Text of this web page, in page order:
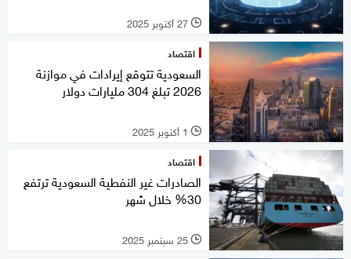
l 27 أكتوبر 2025
اقتصاد
السعودية تتوقع إيرادات في موازنة
2026 تبلغ 304 مليارات دولار
l 1 أكتوبر 2025
اقتصاد
الصادرات غير النفطية السعودية ترتفع
30% خلال شهر
l 25 سبتمبر 2025